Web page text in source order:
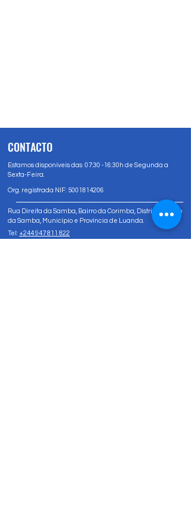
CONTACTO
Estamos disponíveis das 07:30 -16:30h de Segunda a
Sexta-Feira.
Org. registrada NIF: 5001814206
Rua Direita da Samba, Bairro da Corimba, Distrito Urbano
da Samba, Município e Província de Luanda.
Tel: +244 947 811 822